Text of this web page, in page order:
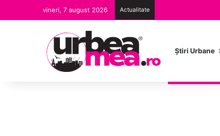
vineri, 7 august 2026 Actualitate
Ştiri Urbane